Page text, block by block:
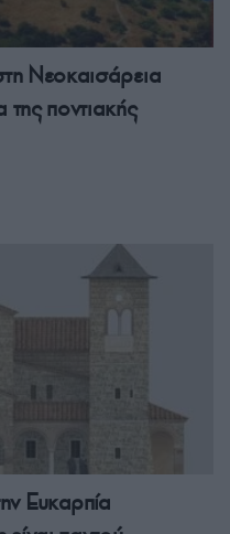
Νεοκαισάρεια
ποντιακής
Ευκαρπία